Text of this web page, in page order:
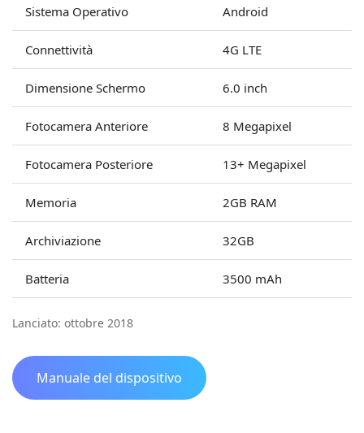
Sistema Operativo Android
Connettività 4G LTE
Dimensione Schermo 6.0 inch
Fotocamera Anteriore 8 Megapixel
Fotocamera Posteriore 13+ Megapixel
Memoria 2GB RAM
Archiviazione 32GB
Batteria 3500 mAh
Lanciato: ottobre 2018
Manuale del dispositivo